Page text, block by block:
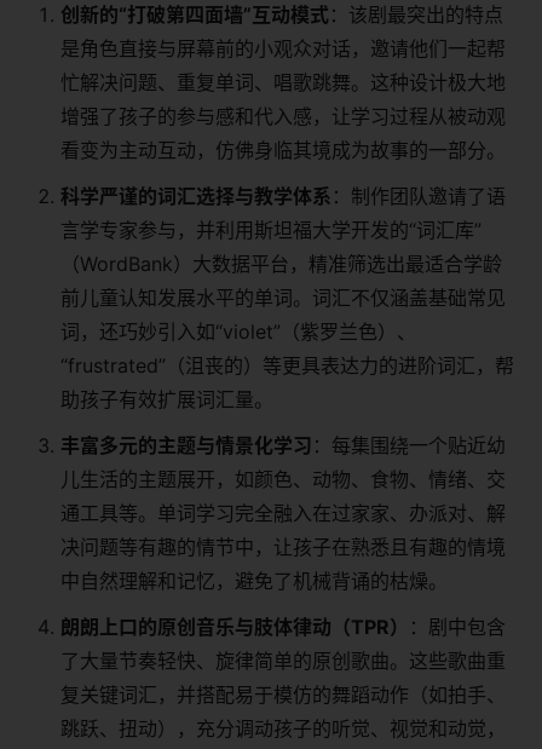
​创新的“打破第四面墙”互动模式​​：该剧最突出的特点
是角色直接与屏幕前的小观众对话，邀请他们一起帮
忙解决问题、重复单词、唱歌跳舞。这种设计极大地
增强了孩子的参与感和代入感，让学习过程从被动观
看变为主动互动，仿佛身临其境成为故事的一部分。
​科学严谨的词汇选择与教学体系​ ​：制作团队邀请了语
言学专家参与，并利用斯坦福大学开发的“词汇库”
（WordBank）大数据平台，精准筛选出最适合学龄
前儿童认知发展水平的单词。词汇不仅涵盖基础常见
词，还巧妙引入如“violet”（紫罗兰色）、
“frustrated”（沮丧的）等更具表达力的进阶词汇，帮
助孩子有效扩展词汇量。
​丰富多元的主题与情景化学习​ ​：每集围绕一个贴近幼
儿生活的主题展开，如颜色、动物、食物、情绪、交
通工具等。单词学习完全融入在过家家、办派对、解
决问题等有趣的情节中，让孩子在熟悉且有趣的情境
中自然理解和记忆，避免了机械背诵的枯燥。
​朗朗上口的原创音乐与肢体律动（TPR）​
​：剧中包含
了大量节奏轻快、旋律简单的原创歌曲。这些歌曲重
复关键词汇，并搭配易于模仿的舞蹈动作（如拍手、
跳跃、扭动），充分调动孩子的听觉、视觉和动觉，